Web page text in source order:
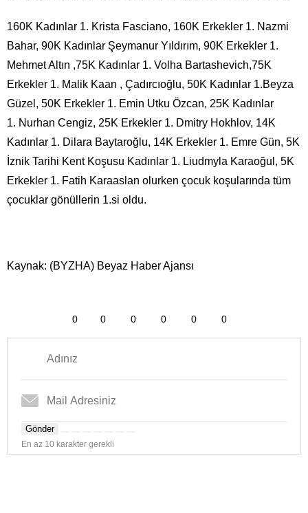
160K Kadınlar 1. Krista Fasciano, 160K Erkekler 1. Nazmi
Bahar, 90K Kadınlar Şeymanur Yıldırım, 90K Erkekler 1.
Mehmet Altın ,75K Kadınlar 1. Volha Bartashevich,75K
Erkekler 1. Malik Kaan , Çadırcıoğlu, 50K Kadınlar 1.Beyza
Güzel, 50K Erkekler 1. Emin Utku Özcan, 25K Kadınlar
1. Nurhan Cengiz, 25K Erkekler 1. Dmitry Hokhlov, 14K
Kadınlar 1. Dilara Baytaroğlu, 14K Erkekler 1. Emre Gün, 5K
İznik Tarihi Kent Koşusu Kadınlar 1. Liudmyla Karaoğul, 5K
Erkekler 1. Fatih Karaaslan olurken çocuk koşularında tüm
çocuklar gönüllerin 1.si oldu.
Kaynak: (BYZHA) Beyaz Haber Ajansı
0 0 0 0 0 0
Gönder
En az 10 karakter gerekli